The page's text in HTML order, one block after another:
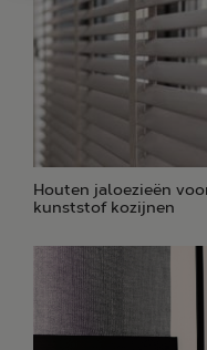
Houten jaloezieën
kunststof kozijnen